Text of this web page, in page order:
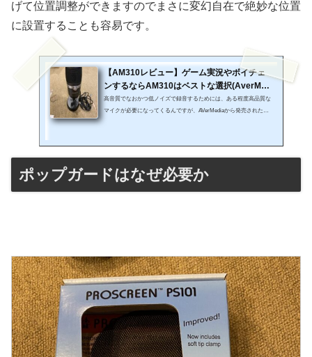
げて位置調整ができますのでまさに変幻自在で絶妙な位置
に設置することも容易です。
【AM310レビュー】ゲーム実況やボイチェ
ンするならAM310はベストな選択(AverMedi
a)
高音質でなおかつ低ノイズで録音するためには、ある程度高品質な
マイクが必要になってくるんですが、AVerMediaから発売された『A
いYoutubeでの配信やゲーム実況となると自分の声が動画に入るわけ
なんですが低品質な安物マイクを使うととても音質が悪く、特にノ
イズ、ホワイトノイズなども入っていたりするともう聞くに堪えま
せん。自分の声はこんな声じゃない！って思ったことありません
か？いまの世の中、...
ポップガードはなぜ必要か